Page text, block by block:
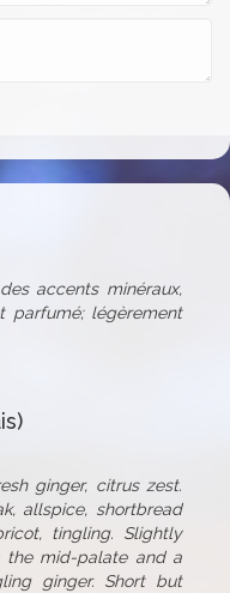
accents minéraux,
parfumé; légèrement
ginger, citrus zest.
allspice, shortbread
tingling. Slightly
the mid-palate and a
ginger. Short but